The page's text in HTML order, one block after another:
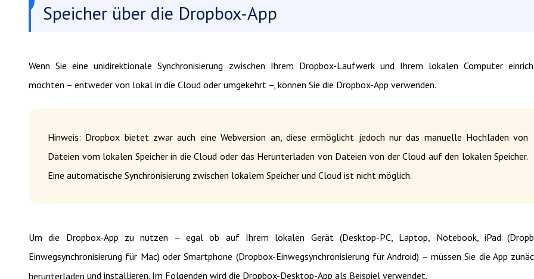
Speicher über die Dropbox-App
Wenn Sie eine unidirektionale Synchronisierung zwischen Ihrem Dropbox-Laufwerk und Ihrem lokalen Computer
möchten – entweder von lokal in die Cloud oder umgekehrt –, können Sie die Dropbox-App verwenden.
Hinweis: Dropbox bietet zwar auch eine Webversion an, diese ermöglicht jedoch nur das manuelle Hochladen von
Dateien vom lokalen Speicher in die Cloud oder das Herunterladen von Dateien von der Cloud auf den lokalen Speicher.
Eine automatische Synchronisierung zwischen lokalem Speicher und Cloud ist nicht möglich.
Um die Dropbox-App zu nutzen – egal ob auf Ihrem lokalen Gerät (Desktop-PC, Laptop, Notebook, iPad
Einwegsynchronisierung für Mac) oder Smartphone (Dropbox-Einwegsynchronisierung für Android) – müssen Sie die App
herunterladen und installieren. Im Folgenden wird die Dropbox-Desktop-App als Beispiel verwendet.